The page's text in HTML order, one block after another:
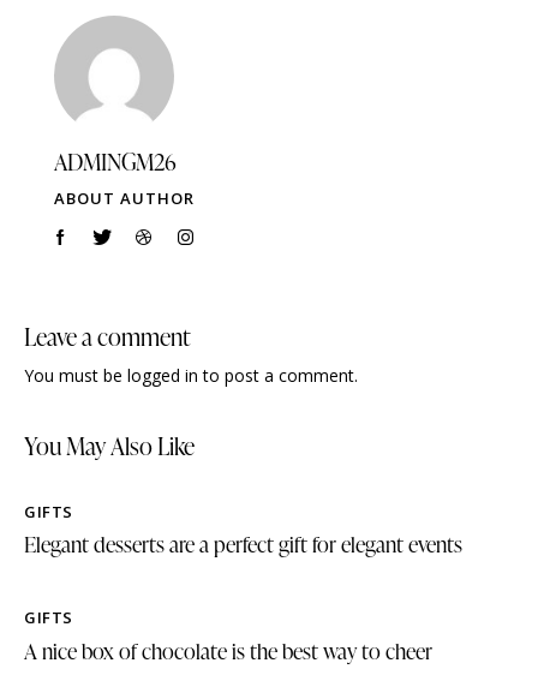
ADMINGM26
ABOUT AUTHOR
Leave a comment
You must be logged in to post a comment.
You May Also Like
GIFTS
Elegant desserts are a perfect gift for elegant events
GIFTS
A nice box of chocolate is the best way to cheer